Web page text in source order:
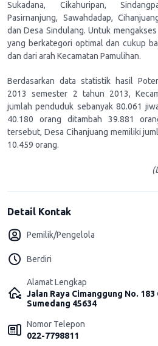
Sukadana, Cikahuripan,
Pasirnanjung, Sawahdadap,
dan Desa Sindulang. Untuk
yang berkategori optimal dan cukup
dan dari arah Kecamatan Pamulihan.
Berdasarkan data statistik hasil
2013 semester 2 tahun 2013,
jumlah penduduk sebanyak 80.061
40.180 orang ditambah 39.881
tersebut, Desa Cihanjuang memiliki
10.459 orang.
Detail Kontak
Pemilik/Pengelola
Berdiri
Alamat Lengkap
Jalan Raya Cimanggung No. 183
Sumedang 45634
Nomor Telepon
022-7798811